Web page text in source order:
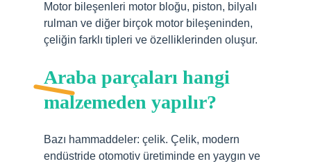
Motor bileşenleri motor bloğu, piston, bilyalı
rulman ve diğer birçok motor bileşeninden,
çeliğin farklı tipleri ve özelliklerinden oluşur.
Araba parçaları hangi
malzemeden yapılır?
Bazı hammaddeler: çelik. Çelik, modern
endüstride otomotiv üretiminde en yaygın ve